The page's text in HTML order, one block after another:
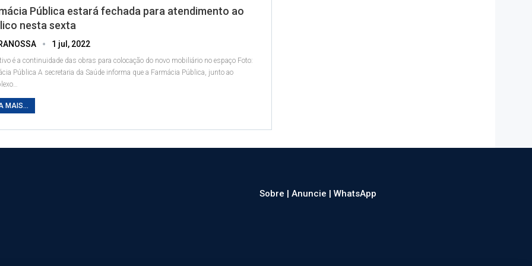
Pública estará fechada para atendimento ao
nesta sexta
1 jul, 2022
é a continuidade das obras para colocação do novo mobiliário no espaço Foto:
Pública A secretaria da Saúde informa que a Farmácia Pública, junto ao
MAIS...
Sobre |Anuncie |WhatsApp